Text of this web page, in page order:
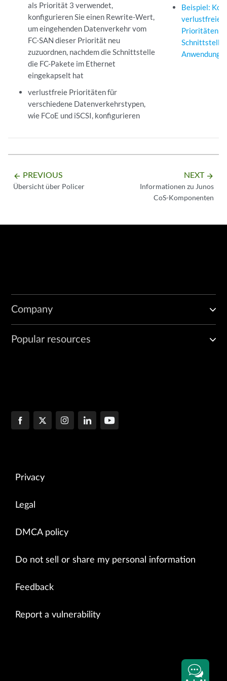
als Priorität 3 verwendet,
konfigurieren Sie einen Rewrite-Wert,
um eingehenden Datenverkehr vom
FC-SAN dieser Priorität neu
zuzuordnen, nachdem die Schnittstelle
die FC-Pakete im Ethernet
eingekapselt hat
verlustfreie Prioritäten für
verschiedene Datenverkehrstypen,
wie FCoE und iSCSI, konfigurieren
Beispiel:
verlustfreien
Prioritäten
arrow_backward PREVIOUS
Übersicht über Policer
NEXT arrow_forward
Informationen zu Junos
CoS-Komponenten
Company
Popular resources
Privacy
Legal
DMCA policy
Do not sell or share my personal information
Feedback
Report a vulnerability